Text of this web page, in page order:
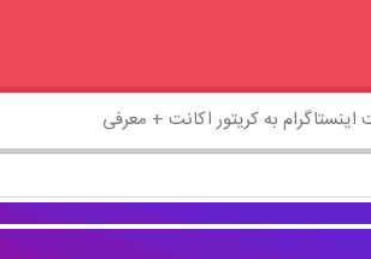
به کریتور اکانت + معرفی